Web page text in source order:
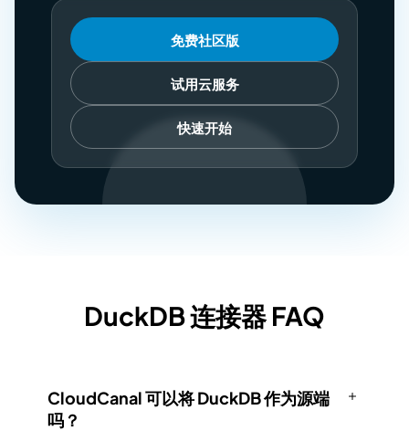
免费社区版
试用云服务
快速开始
DuckDB 连接器 FAQ
CloudCanal 可以将 DuckDB 作为源端
吗？